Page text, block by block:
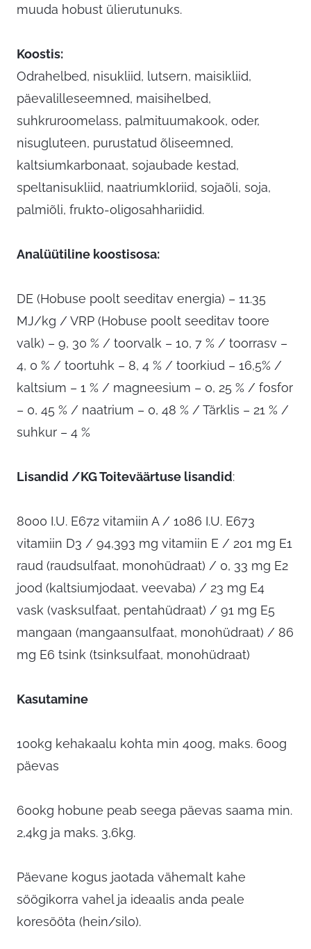
muuda hobust ülierutunuks.
Koostis:
Odrahelbed, nisukliid, lutsern, maisikliid,
päevalilleseemned, maisihelbed,
suhkruroomelass, palmituumakook, oder,
nisugluteen, purustatud õliseemned,
kaltsiumkarbonaat, sojaubade kestad,
speltanisukliid, naatriumkloriid, sojaõli, soja,
palmiõli, frukto-oligosahhariidid.
Analüütiline koostisosa:
DE (Hobuse poolt seeditav energia) – 11.35
MJ/kg / VRP (Hobuse poolt seeditav toore
valk) – 9, 30 % / toorvalk – 10, 7 % / toorrasv –
4, 0 % / toortuhk – 8, 4 % / toorkiud – 16,5% /
kaltsium – 1 % / magneesium – 0, 25 % / fosfor
– 0, 45 % / naatrium – 0, 48 % / Tärklis – 21 % /
suhkur – 4 %
Lisandid /KG Toiteväärtuse lisandid:
8000 I.U. E672 vitamiin A / 1086 I.U. E673
vitamiin D3 / 94,393 mg vitamiin E / 201 mg E1
raud (raudsulfaat, monohüdraat) / 0, 33 mg E2
jood (kaltsiumjodaat, veevaba) / 23 mg E4
vask (vasksulfaat, pentahüdraat) / 91 mg E5
mangaan (mangaansulfaat, monohüdraat) / 86
mg E6 tsink (tsinksulfaat, monohüdraat)
Kasutamine
100kg kehakaalu kohta min 400g, maks. 600g
päevas
600kg hobune peab seega päevas saama min.
2,4kg ja maks. 3,6kg.
Päevane kogus jaotada vähemalt kahe
söögikorra vahel ja ideaalis anda peale
koresööta (hein/silo).